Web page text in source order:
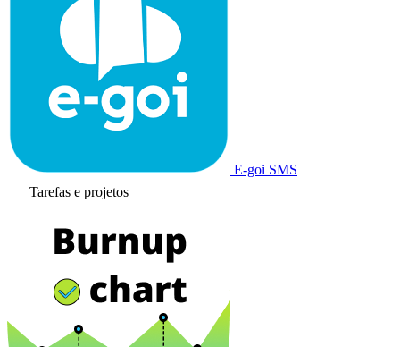
E-goi SMS
Tarefas e projetos